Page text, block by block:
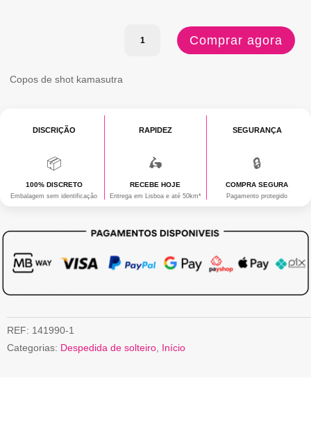
Quantidade Comprar agora
Copos de shot kamasutra
DISCRIÇÃO
📦
100% DISCRETO
Embalagem sem identificação
RAPIDEZ
🛵
RECEBE HOJE
Entrega em Lisboa e até 50km*
SEGURANÇA
🔒
COMPRA SEGURA
Pagamento protegido
REF: 141990-1
Categorias: Despedida de solteiro, Início